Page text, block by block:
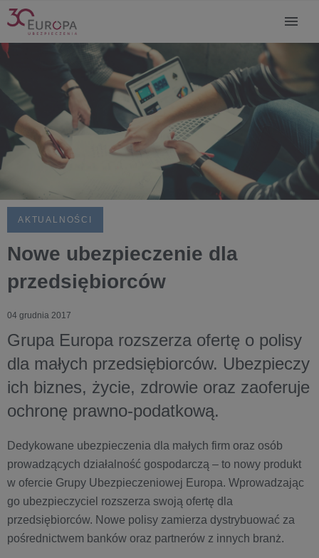
AKTUALNOŚCI
Nowe ubezpieczenie dla
przedsiębiorców
04 grudnia 2017
Grupa Europa rozszerza ofertę o polisy
dla małych przedsiębiorców. Ubezpieczy
ich biznes, życie, zdrowie oraz zaoferuje
ochronę prawno-podatkową.
Dedykowane ubezpieczenia dla małych firm oraz osób
prowadzących działalność gospodarczą – to nowy produkt
w ofercie Grupy Ubezpieczeniowej Europa. Wprowadzając
go ubezpieczyciel rozszerza swoją ofertę dla
przedsiębiorców. Nowe polisy zamierza dystrybuować za
pośrednictwem banków oraz partnerów z innych branż.